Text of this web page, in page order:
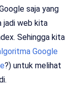
saja yang
jadi web kita
Sehingga kita
Google
?) untuk melihat